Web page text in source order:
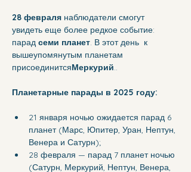
28 февраля наблюдатели смогут
увидеть еще более редкое событие:
парад семи планет. В этот день  к
вышеупомянутым планетам
присоединитсяМеркурий..
Планетарные парады в 2025 году:
21 января ночью ожидается парад 6
планет (Марс, Юпитер, Уран, Нептун,
Венера и Сатурн);
28 февраля — парад 7 планет ночью
(Сатурн, Меркурий, Нептун, Венера,